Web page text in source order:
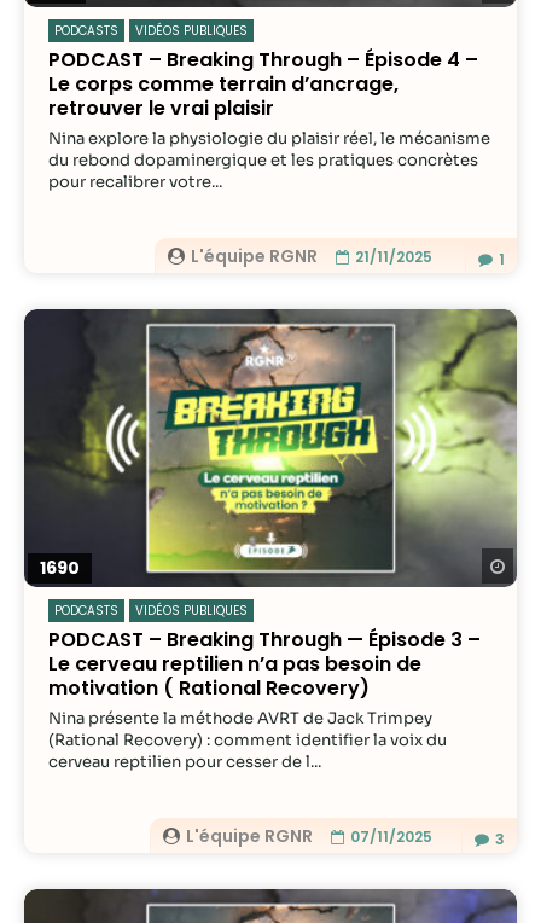
PODCASTS VIDÉOS PUBLIQUES
PODCAST – Breaking Through – Épisode 4 –
Le corps comme terrain d’ancrage,
retrouver le vrai plaisir
L'équipe RGNR 21/11/2025
Nina explore la physiologie du plaisir réel, le mécanisme
du rebond dopaminergique et les pratiques concrètes
pour recalibrer votre...
1
1690
PODCASTS VIDÉOS PUBLIQUES
PODCAST – Breaking Through — Épisode 3 –
Le cerveau reptilien n’a pas besoin de
motivation ( Rational Recovery)
L'équipe RGNR 07/11/2025
Nina présente la méthode AVRT de Jack Trimpey
(Rational Recovery) : comment identifier la voix du
cerveau reptilien pour cesser de l...
3